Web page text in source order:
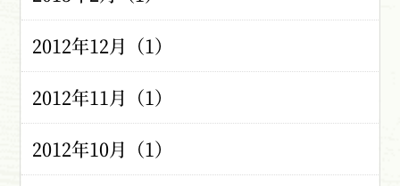
2012年12月（1）
2012年11月（1）
2012年10月（1）